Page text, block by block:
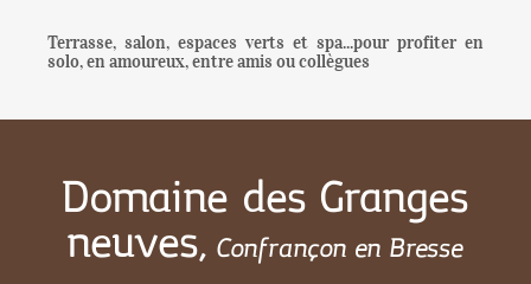
Terrasse, salon, espaces verts et spa...pour profiter en
solo, en amoureux, entre amis ou collègues
Domaine des Granges
neuves, Confrançon en Bresse